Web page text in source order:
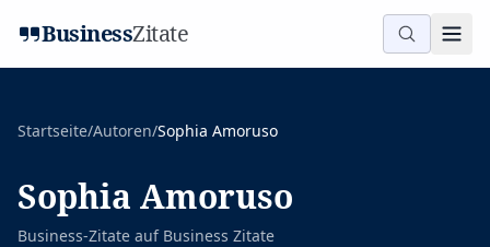
BusinessZitate
Startseite/Autoren/Sophia Amoruso
Sophia Amoruso
Business-Zitate auf Business Zitate